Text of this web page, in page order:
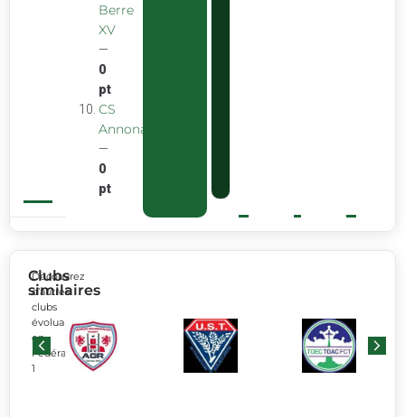
Berre
XV
—
0
pt
CS
Annonay
—
0
pt
Clubs
similaires
Découvrez
d’autres
clubs
évoluant
en
Fédérale
1